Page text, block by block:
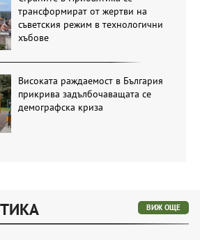
трансформират от жертви на
съветския режим в технологични
хъбове
Високата раждаемост в България
прикрива задълбочаващата се
демографска криза
ВИЖ ОЩЕ